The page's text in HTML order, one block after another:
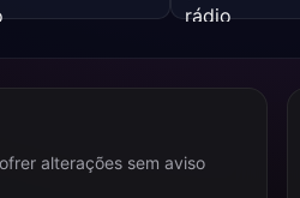
alterações sem aviso